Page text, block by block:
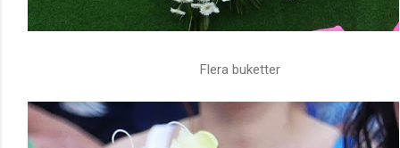
Flera buketter